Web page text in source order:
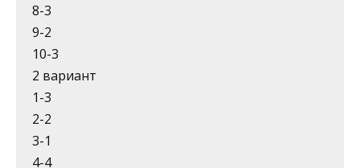
8-3
9-2
10-3
2 вариант
1-3
2-2
3-1
4-4